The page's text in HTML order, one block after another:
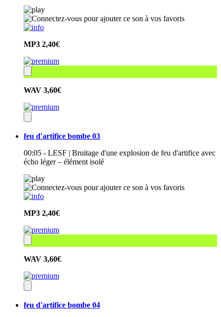
MP3 2,40€
WAV 3,60€
feu d'artifice bombe 03
00:05 - LESF | Bruitage d'une explosion de feu d'artifice avec
écho léger – élément isolé
MP3 2,40€
WAV 3,60€
feu d'artifice bombe 04